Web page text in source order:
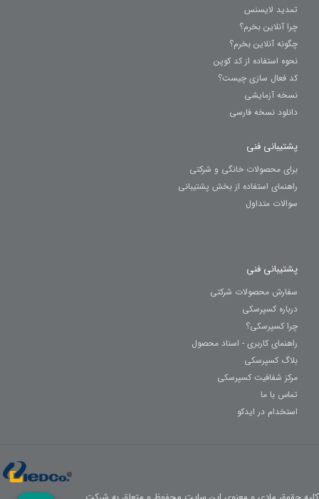
تمدید لایسنس
چرا آنلاین بخرم؟
چگونه آنلاین بخرم؟
نحوه استفاده از کد کوپن
کد فعال سازی چیست؟
نسخه آزمایشی
دانلود نسخه فارسی
پشتیبانی فنی
برای محصولات خانگی و شرکتی
راهنمای استفاده از بخش پشتیبانی
سوالات متداول
پشتیبانی فنی
سفارش محصولات شرکتی
درباره کسپرسکی
چرا کسپرسکی؟
راهنمای کاربری - اسناد محصول
بلاگ کسپرسکی
مرکز شفافیت کسپرسکی
تماس با ما
استخدام در ایدکو